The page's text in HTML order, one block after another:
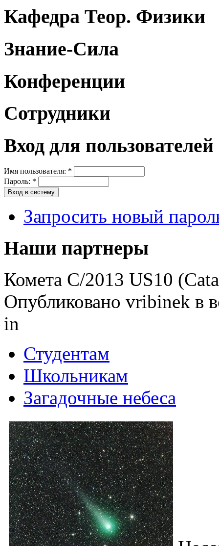
Кафедра Теор. Физики
Знание-Сила
Конференции
Сотрудники
Вход для пользователей
Имя пользователя: *
Пароль: *
Запросить новый
Наши партнеры
Комета C/2013 US10
Опубликовано vribinek в
in
Студентам
Школьникам
Загадочные небеса